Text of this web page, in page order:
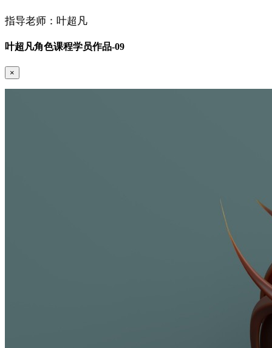
指导老师：叶超凡
叶超凡角色课程学员作品-09
×